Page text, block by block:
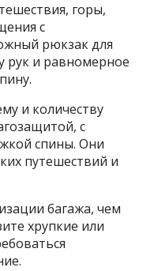
горы,
с
рюкзак для
рук и равномерное
и количеству
с
спины. Они
путешествий и
багажа, чем
хрупкие или